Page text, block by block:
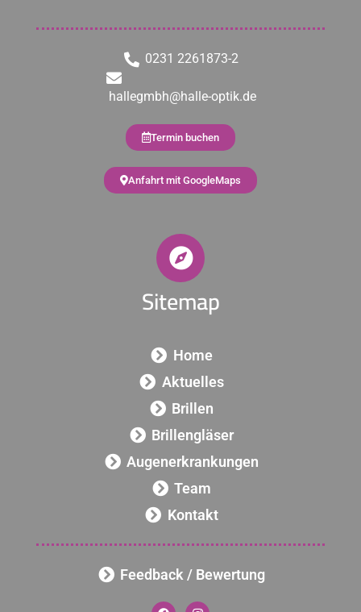
0231 2261873-2
hallegmbh@halle-optik.de
Termin buchen
Anfahrt mit GoogleMaps
Sitemap
Home
Aktuelles
Brillen
Brillengläser
Augenerkrankungen
Team
Kontakt
Feedback / Bewertung